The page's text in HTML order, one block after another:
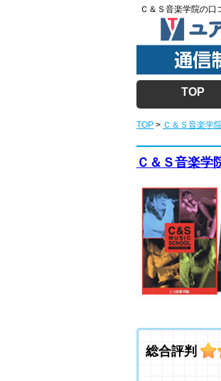
Ｃ＆Ｓ音楽学院の口
TOP
TOP > Ｃ＆Ｓ音楽学
Ｃ＆Ｓ音楽学
総合評判